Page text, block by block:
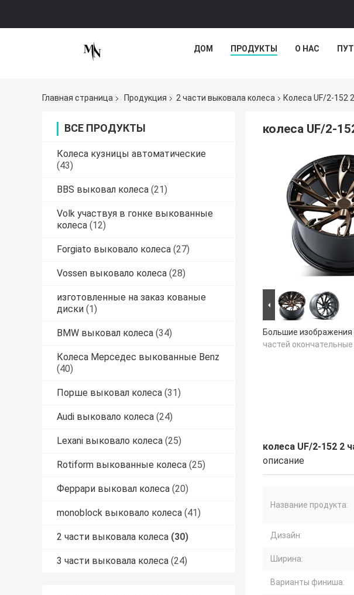
ДОМ ПРОДУКТЫ О НАС
Главная страница Продукция 2 части выковала колеса Колеса UF/2-152
ВСЕ ПРОДУКТЫ
Колеса кузницы автоматические
(43)
BBS выковал колеса (21)
Volk участвуя в гонке выкованные
колеса (12)
Forgiato выковало колеса (27)
Vossen выковало колеса (28)
изготовленные на заказ кованые
диски (1)
BMW выковал колеса (34)
Колеса Мерседес выкованные Benz
(40)
Порше выковал колеса (31)
Audi выковало колеса (24)
Lexani выковало колеса (25)
Rotiform выкованные колеса (25)
Феррари выковал колеса (20)
monoblock выковало колеса (41)
2 части выковала колеса (30)
3 части выковала колеса (24)
колеса UF/2-
Большие изображения
частей
колеса UF/2-152 2
описание
Название продукта:
Дизайн:
Ширина:
Варианты финиша: